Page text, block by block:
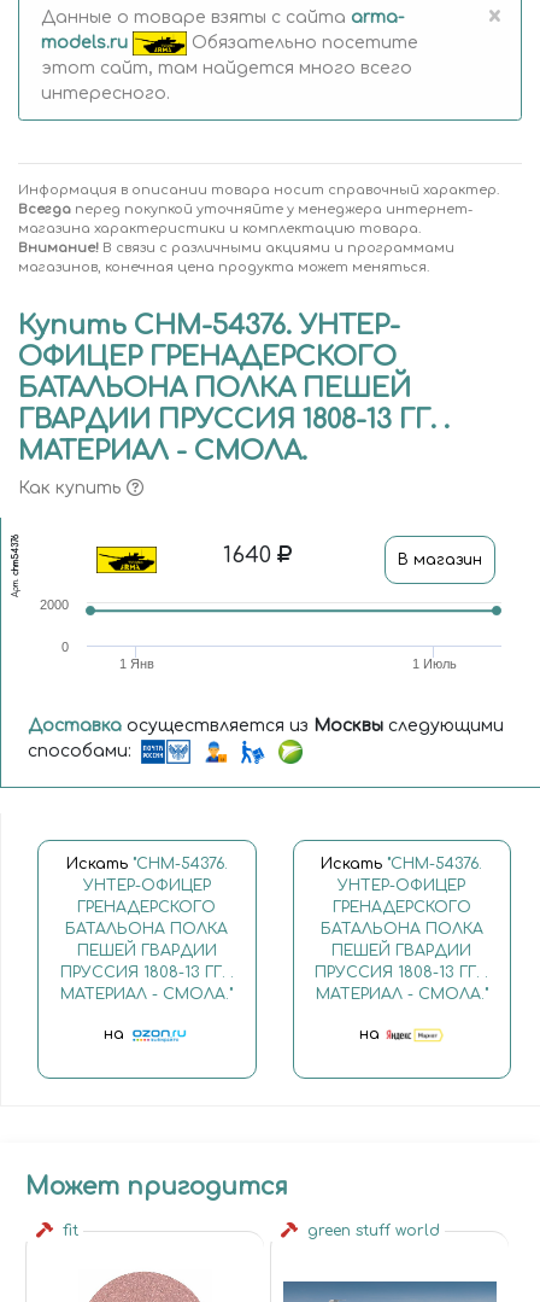
Данные о товаре взяты с сайта arma-
models.ru
Обязательно посетите
этот сайт, там найдется много всего
интересного.
×
Информация в описании товара носит справочный характер.
Всегда перед покупкой уточняйте у менеджера интернет-
магазина характеристики и комплектацию товара.
Внимание! В связи с различными акциями и программами
магазинов, конечная цена продукта может меняться.
Купить CHM-54376. УНТЕР-
ОФИЦЕР ГРЕНАДЕРСКОГО
БАТАЛЬОНА ПОЛКА ПЕШЕЙ
ГВАРДИИ ПРУССИЯ 1808-13 ГГ. .
МАТЕРИАЛ - СМОЛА.
Как купить
Арт.
chm54376 1640 В магазин
1 Янв 1 Июль
0
2000
Доставка осуществляется из Москвы следующими
способами:
Искать "CHM-54376.
УНТЕР-ОФИЦЕР
ГРЕНАДЕРСКОГО
БАТАЛЬОНА ПОЛКА
ПЕШЕЙ ГВАРДИИ
ПРУССИЯ 1808-13 ГГ. .
МАТЕРИАЛ - СМОЛА."
на
Искать "CHM-54376.
УНТЕР-ОФИЦЕР
ГРЕНАДЕРСКОГО
БАТАЛЬОНА ПОЛКА
ПЕШЕЙ ГВАРДИИ
ПРУССИЯ 1808-13 ГГ. .
МАТЕРИАЛ - СМОЛА."
на
Может пригодится
fit green stuff world